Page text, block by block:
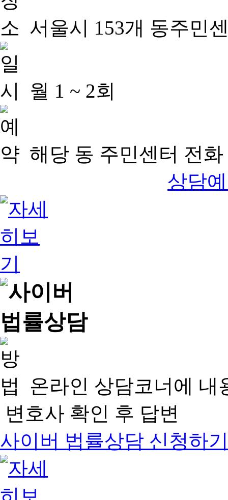
서울시 153개 동주민
월 1 ~ 2회
해당 동 주민센터 전
상담
온라인 상담코너에 내
변호사 확인 후 답변
사이버 법률상담 신청하기